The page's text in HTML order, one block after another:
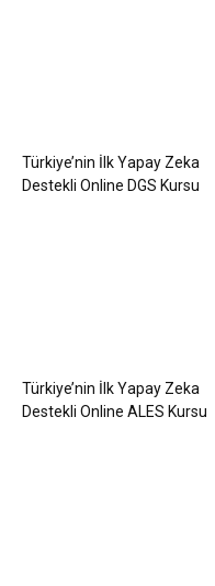
Türkiye’nin İlk Yapay Zeka
Destekli Online DGS Kursu
Türkiye’nin İlk Yapay Zeka
Destekli Online ALES Kursu